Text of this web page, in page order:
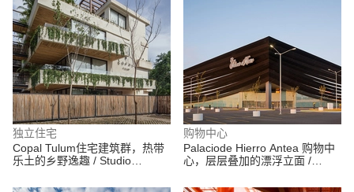
独立住宅
Copal Tulum住宅建筑群，热带
乐土的乡野逸趣 / Studio
购物中心
Palaciode Hierro Antea 购物中
心，层层叠加的漂浮立面 /